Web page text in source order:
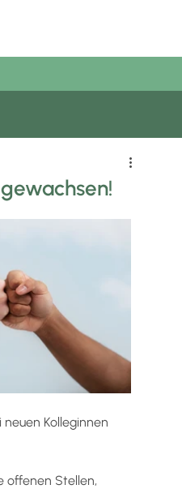
Kolleginnen
offenen Stellen,